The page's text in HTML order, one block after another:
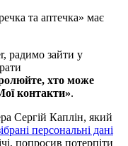
та аптечка» має
радимо зайти у
хто може
контакти».
Сергій Каплін, який
персональні дані
попросив потерпіти